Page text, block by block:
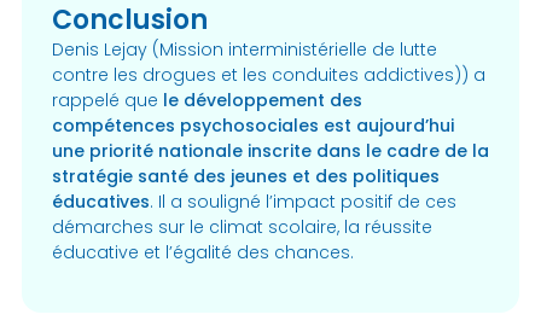
Conclusion
Denis Lejay (Mission interministérielle de lutte
contre les drogues et les conduites addictives)) a
rappelé que le développement des
compétences psychosociales est aujourd’hui
une priorité nationale inscrite dans le cadre de la
stratégie santé des jeunes et des politiques
éducatives. Il a souligné l’impact positif de ces
démarches sur le climat scolaire, la réussite
éducative et l’égalité des chances.